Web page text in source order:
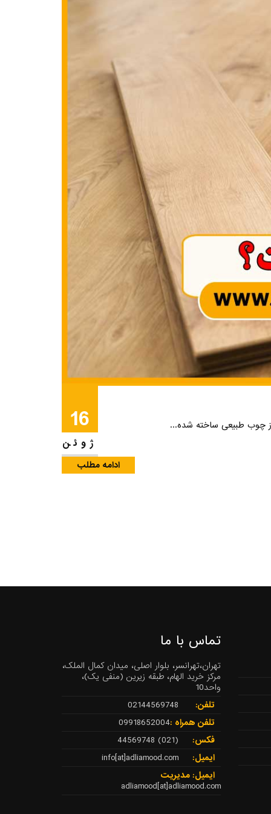
16
ژوئن
ادامه مطلب
تماس با ما
تهران،تهرانسر، بلوار اصلی، میدان کمال الملک،
مرکز خرید الهام، طبقه زیرین (منفی یک)،
واحد10
تلفن:
02144569748
تلفن همراه :09918652004
فکس:
(021) 44569748
ایمیل:
info[at]adliamood.com
ایمیل: مدیریت
adliamood[at]adliamood.com